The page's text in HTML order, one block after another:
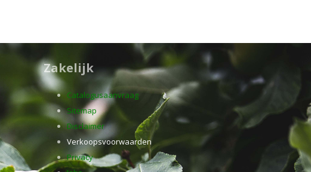
Zakelijk
Catalogusaanvraag
Sitemap
Disclaimer
Verkoopsvoorwaarden
Privacy